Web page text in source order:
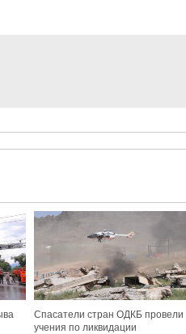
Спасатели стран ОДКБ провели
учения по ликвидации